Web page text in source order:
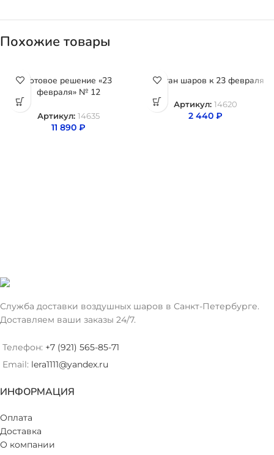
Похожие товары
Готовое решение «23
февраля» № 12
Артикул: 14635
11 890 ₽
Фонтан шаров к 23 февраля
Артикул: 14620
2 440 ₽
Служба доставки воздушных шаров в Санкт-Петербурге.
Доставляем ваши заказы 24/7.
Телефон: +7 (921) 565-85-71
Email: lera1111@yandex.ru
ИНФОРМАЦИЯ
Оплата
Доставка
О компании